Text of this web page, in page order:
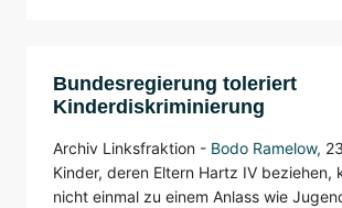
Bundesregierung toleriert
Kinderdiskriminierung
Archiv Linksfraktion - Bodo Ramelow,
Kinder, deren Eltern Hartz IV beziehen,
nicht einmal zu einem Anlass wie